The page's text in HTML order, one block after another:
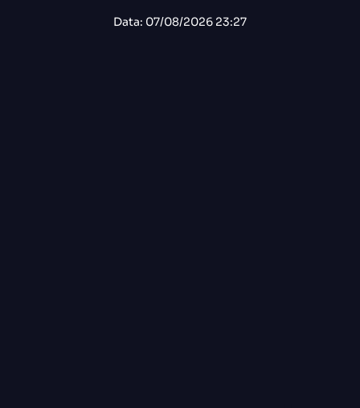
Data: 07/08/2026 23:27